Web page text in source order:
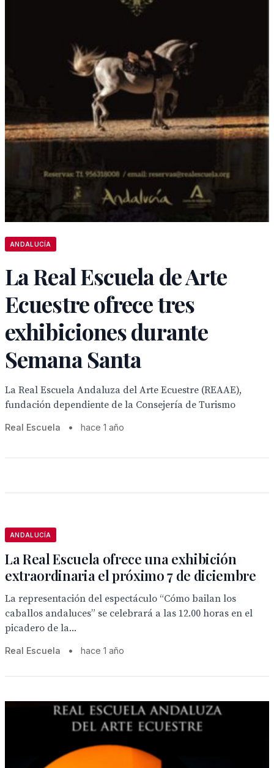
ANDALUCÍA
La Real Escuela de Arte
Ecuestre ofrece tres
exhibiciones durante
Semana Santa
La Real Escuela Andaluza del Arte Ecuestre (REAAE),
fundación dependiente de la Consejería de Turismo
Real Escuela • hace 1 año
ANDALUCÍA
La Real Escuela ofrece una exhibición
extraordinaria el próximo 7 de diciembre
La representación del espectáculo “Cómo bailan los
caballos andaluces” se celebrará a las 12.00 horas en el
picadero de la...
Real Escuela • hace 1 año